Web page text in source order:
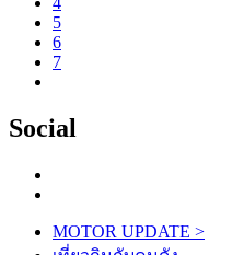
5
6
7
Social
MOTOR UPDATE >